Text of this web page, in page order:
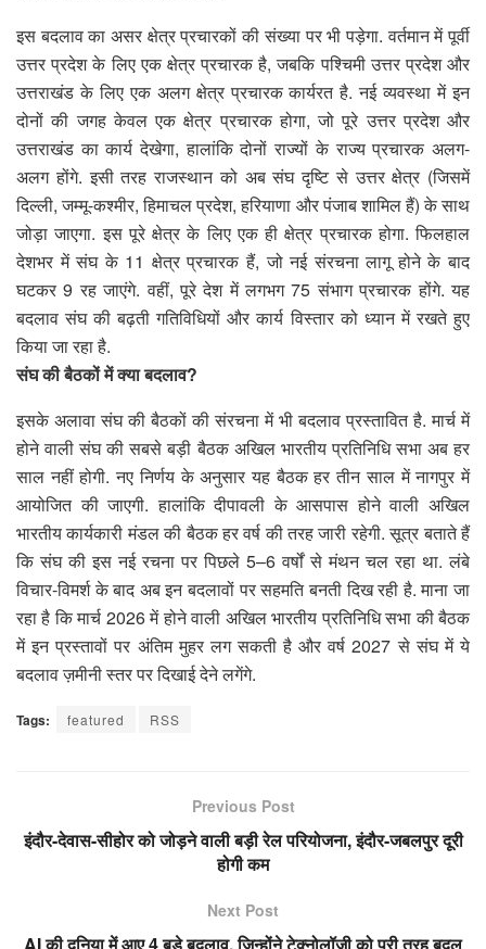
इस बदलाव का असर क्षेत्र प्रचारकों की संख्या पर भी पड़ेगा. वर्तमान में पूर्वी
उत्तर प्रदेश के लिए एक क्षेत्र प्रचारक है, जबकि पश्चिमी उत्तर प्रदेश और
उत्तराखंड के लिए एक अलग क्षेत्र प्रचारक कार्यरत है. नई व्यवस्था में इन
दोनों की जगह केवल एक क्षेत्र प्रचारक होगा, जो पूरे उत्तर प्रदेश और
उत्तराखंड का कार्य देखेगा, हालांकि दोनों राज्यों के राज्य प्रचारक अलग-
अलग होंगे. इसी तरह राजस्थान को अब संघ दृष्टि से उत्तर क्षेत्र (जिसमें
दिल्ली, जम्मू-कश्मीर, हिमाचल प्रदेश, हरियाणा और पंजाब शामिल हैं) के साथ
जोड़ा जाएगा. इस पूरे क्षेत्र के लिए एक ही क्षेत्र प्रचारक होगा. फिलहाल
देशभर में संघ के 11 क्षेत्र प्रचारक हैं, जो नई संरचना लागू होने के बाद
घटकर 9 रह जाएंगे. वहीं, पूरे देश में लगभग 75 संभाग प्रचारक होंगे. यह
बदलाव संघ की बढ़ती गतिविधियों और कार्य विस्तार को ध्यान में रखते हुए
किया जा रहा है.
संघ की बैठकों में क्‍या बदलाव?
इसके अलावा संघ की बैठकों की संरचना में भी बदलाव प्रस्तावित है. मार्च में
होने वाली संघ की सबसे बड़ी बैठक अखिल भारतीय प्रतिनिधि सभा अब हर
साल नहीं होगी. नए निर्णय के अनुसार यह बैठक हर तीन साल में नागपुर में
आयोजित की जाएगी. हालांकि दीपावली के आसपास होने वाली अखिल
भारतीय कार्यकारी मंडल की बैठक हर वर्ष की तरह जारी रहेगी. सूत्र बताते हैं
कि संघ की इस नई रचना पर पिछले 5–6 वर्षों से मंथन चल रहा था. लंबे
विचार-विमर्श के बाद अब इन बदलावों पर सहमति बनती दिख रही है. माना जा
रहा है कि मार्च 2026 में होने वाली अखिल भारतीय प्रतिनिधि सभा की बैठक
में इन प्रस्तावों पर अंतिम मुहर लग सकती है और वर्ष 2027 से संघ में ये
बदलाव ज़मीनी स्तर पर दिखाई देने लगेंगे.
Tags: featured RSS
Previous Post
इंदौर-देवास-सीहोर को जोड़ने वाली बड़ी रेल परियोजना, इंदौर-जबलपुर दूरी
होगी कम
Next Post
AI की दुनिया में आए 4 बड़े बदलाव, जिन्होंने टेक्नोलॉजी को पूरी तरह बदल